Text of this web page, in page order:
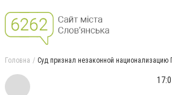
Головна Суд признал незаконной